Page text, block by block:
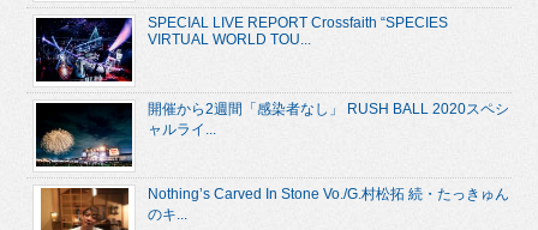
SPECIAL LIVE REPORT Crossfaith “SPECIES
VIRTUAL WORLD TOU...
開催から2週間「感染者なし」 RUSH BALL 2020スペシ
ャルライ...
Nothing’s Carved In Stone Vo./G.村松拓 続・たっきゅん
のキ...